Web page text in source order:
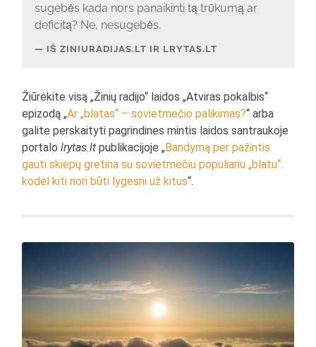
sugebės kada nors panaikinti tą trūkumą ar
deficitą? Ne, nesugebės.
IŠ ZINIURADIJAS.LT IR LRYTAS.LT
Žiūrėkite visą „Žinių radijo“ laidos „Atviras pokalbis“
epizodą „Ar „blatas“ – sovietmečio palikimas?“ arba
galite perskaityti pagrindines mintis laidos santraukoje
portalolrytas.lt publikacijoje „Bandymą per pažintis
gauti skiepų gretina su sovietmečiu populiariu „blatu“:
kodėl kiti nori būti lygesni už kitus“.